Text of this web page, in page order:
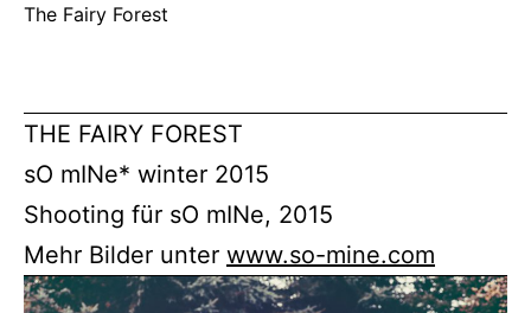
The Fairy Forest
THE FAIRY FOREST
sO mINe* winter 2015
Shooting für sO mINe, 2015
Mehr Bilder unter www.so-mine.com